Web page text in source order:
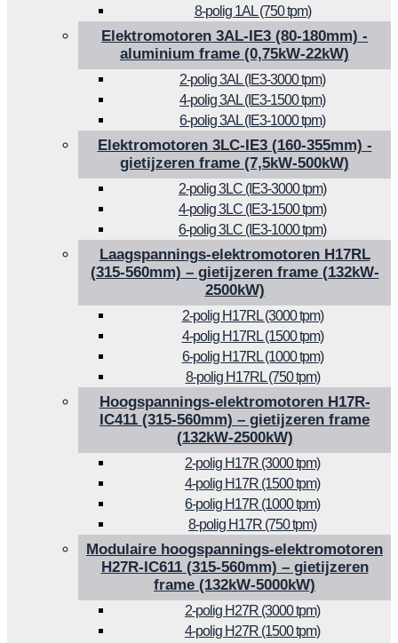
8-polig 1AL (750 tpm)
Elektromotoren 3AL-IE3 (80-180mm) -
aluminium frame (0,75kW-22kW)
2-polig 3AL (IE3-3000 tpm)
4-polig 3AL (IE3-1500 tpm)
6-polig 3AL (IE3-1000 tpm)
Elektromotoren 3LC-IE3 (160-355mm) -
gietijzeren frame (7,5kW-500kW)
2-polig 3LC (IE3-3000 tpm)
4-polig 3LC (IE3-1500 tpm)
6-polig 3LC (IE3-1000 tpm)
Laagspannings-elektromotoren H17RL
(315-560mm) – gietijzeren frame (132kW-
2500kW)
2-polig H17RL (3000 tpm)
4-polig H17RL (1500 tpm)
6-polig H17RL (1000 tpm)
8-polig H17RL (750 tpm)
Hoogspannings-elektromotoren H17R-
IC411 (315-560mm) – gietijzeren frame
(132kW-2500kW)
2-polig H17R (3000 tpm)
4-polig H17R (1500 tpm)
6-polig H17R (1000 tpm)
8-polig H17R (750 tpm)
Modulaire hoogspannings-elektromotoren
H27R-IC611 (315-560mm) – gietijzeren
frame (132kW-5000kW)
2-polig H27R (3000 tpm)
4-polig H27R (1500 tpm)